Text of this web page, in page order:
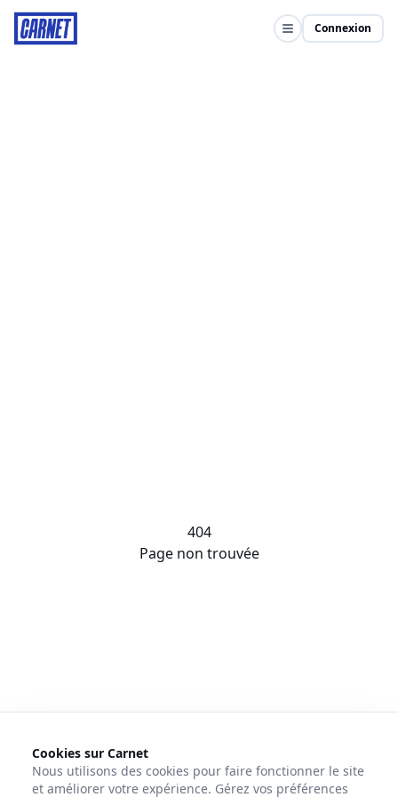
Connexion
404
Page non trouvée
Cookies sur Carnet
Nous utilisons des cookies pour faire fonctionner le site
et améliorer votre expérience. Gérez vos préférences